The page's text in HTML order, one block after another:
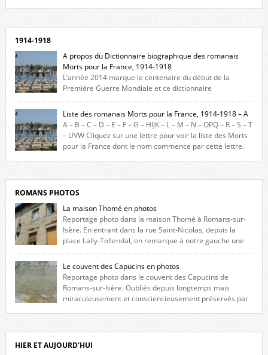
1914-1918
A propos du Dictionnaire biographique des romanais
Morts pour la France, 1914-1918
L’année 2014 marque le centenaire du début de la
Première Guerre Mondiale et ce dictionnaire
biographique veut rendre hommage aux romanais Morts pour la
France durant ce conflit. La base de cette recherche historique est
constituée des noms gravés sur les plaques commémoratives de
l’Hôtel de Ville, du lycée du Dauphiné et du lycée Triboulet, […]
Liste des romanais Morts pour la France, 1914-1918 – A
A – B – C – D – E – F – G – HIJK – L – M – N – OPQ – R – S – T
– UVW Cliquez sur une lettre pour voir la liste des Morts
pour la France dont le nom commence par cette lettre.
ROMANS PHOTOS
La maison Thomé en photos
Reportage photo dans la maison Thomé à Romans-sur-
Isère. En entrant dans la rue Saint-Nicolas, depuis la
place Lally-Tollendal, on remarque à notre gauche une
maison construite au XVIè siècle. Les deux façades sont ornées de
fenêtres jumelles à meneaux. Entre ces deux étages, on peut voir une
niche qui contient une statue de la Vierge. […]
Le couvent des Capucins en photos
Reportage photo dans le couvent des Capucins de
Romans-sur-Isère. Oubliés depuis longtemps mais
miraculeusement et consciencieusement préservés par
l’histoire de la redécouverte de vestiges du couvent des Capucins ! Petit
retour sur l’histoire […]
HIER ET AUJOURD'HUI